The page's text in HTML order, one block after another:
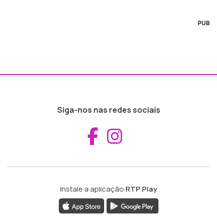
PUB
Siga-nos nas redes sociais
Aceder ao
Instale a aplicação RTP Play